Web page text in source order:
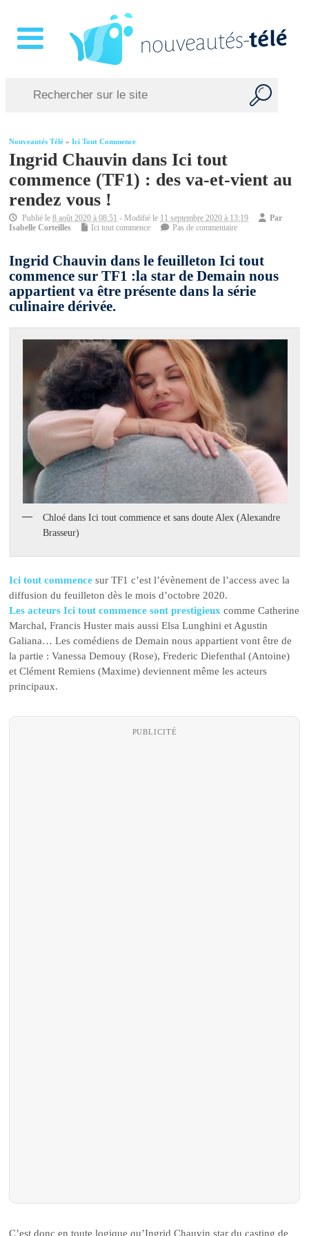
Nouveautés Télé »Ici Tout Commence
Ingrid Chauvin dans Ici tout
commence (TF1) : des va-et-vient au
rendez vous !
Publié le8 août 2020 à 08:51 - Modifié le 11 septembre 2020 à 13:19
Par
Isabelle Corteilles
Ici tout commence Pas de commentaire
Ingrid Chauvin dans le feuilleton Ici tout
commence sur TF1 :la star de Demain nous
appartient va être présente dans la série
culinaire dérivée.
Chloé dans Ici tout commence et sans doute Alex (Alexandre
Brasseur)
Ici tout commence sur TF1 c’est l’évènement de l’access avec la
diffusion du feuilleton dès le mois d’octobre 2020.
Les acteurs Ici tout commence sont prestigieux comme Catherine
Marchal, Francis Huster mais aussi Elsa Lunghini et Agustin
Galiana… Les comédiens de Demain nous appartient vont être de
la partie : Vanessa Demouy (Rose), Frederic Diefenthal (Antoine)
et Clément Remiens (Maxime) deviennent même les acteurs
principaux.
PUBLICITÉ
C’est donc en toute logique qu’Ingrid Chauvin star du casting de